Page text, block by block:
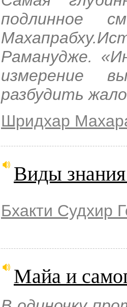
подлинное
Раманудже.
измерение
разбудить
Шридхар
Виды
Бхакти Судхир
Майа и